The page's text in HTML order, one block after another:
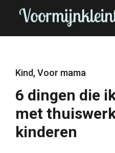
Kind,Voor mama
6 dingen die
met
kinderen